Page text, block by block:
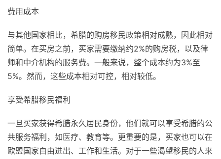
费用成本
与其他国家相比，希腊的购房移民政策相对成熟，因此相对
简单。在买房之前，买家需要缴纳约2%的购房税，以及律
师和中介机构的服务费。一般来说，整个成本约为3%至
5%。然而，这些成本相对可控，相对较低。
享受希腊移民福利
一旦买家获得希腊永久居民身份，他们就可以享受希腊的公
共服务福利，如医疗、教育等。更重要的是，买家也可以在
欧盟国家自由进出、工作和生活。对于一些渴望移民的人来